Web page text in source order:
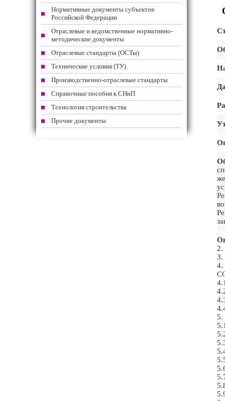
Нормативные документы субъектов
Российской Федерации
Отраслевые и ведомственные нормативно-
методические документы
Отраслевые стандарты (ОСТы)
Технические условия (ТУ)
Производственно-отраслевые стандарты
Справочные пособия к СНиП
Технология строительства
Прочие документы